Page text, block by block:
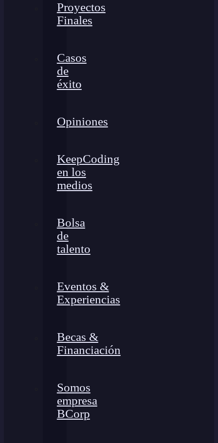
Proyectos
Finales
Casos
de
éxito
Opiniones
KeepCoding
en los
medios
Bolsa
de
talento
Eventos &
Experiencias
Becas &
Financiación
Somos
empresa
BCorp